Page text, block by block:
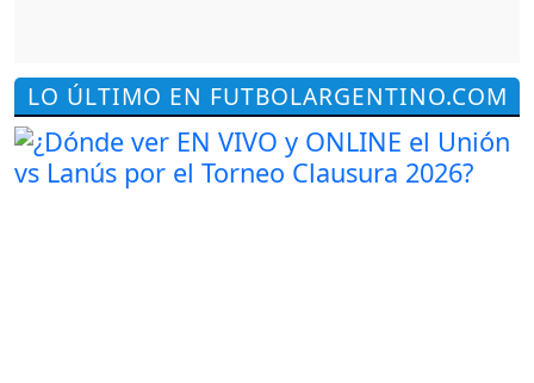
LO ÚLTIMO EN FUTBOLARGENTINO.COM